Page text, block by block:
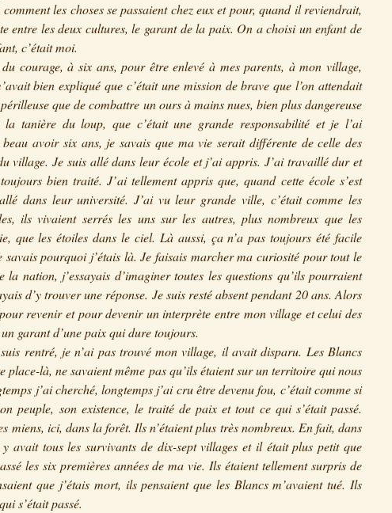
les choses se passaient chez eux et pour, quand il reviendrait,
entre les deux cultures, le garant de la paix. On a choisi un enfant de
c’était moi.
courage, à six ans, pour être enlevé à mes parents, à mon village,
bien expliqué que c’était une mission de brave que l’on attendait
que de combattre un ours à mains nues, bien plus dangereuse
la tanière du loup, que c’était une grande responsabilité et je l’ai
beau avoir six ans, je savais que ma vie serait différente de celle des
village. Je suis allé dans leur école et j’ai appris. J’ai travaillé dur et
bien traité. J’ai tellement appris que, quand cette école s’est
dans leur université. J’ai vu leur grande ville, c’était comme les
ils vivaient serrés les uns sur les autres, plus nombreux que les
que les étoiles dans le ciel. Là aussi, ça n’a pas toujours été facile
pourquoi j’étais là. Je faisais marcher ma curiosité pour tout le
la nation, j’essayais d’imaginer toutes les questions qu’ils pourraient
d’y trouver une réponse. Je suis resté absent pendant 20 ans. Alors
pour revenir et pour devenir un interprète entre mon village et celui des
garant d’une paix qui dure toujours.
rentré, je n’ai pas trouvé mon village, il avait disparu. Les Blancs
place-là, ne savaient même pas qu’ils étaient sur un territoire qui nous
j’ai cherché, longtemps j’ai cru être devenu fou, c’était comme si
peuple, son existence, le traité de paix et tout ce qui s’était passé.
miens, ici, dans la forêt. Ils n’étaient plus très nombreux. En fait, dans
avait tous les survivants de dix-sept villages et il était plus petit que
les six premières années de ma vie. Ils étaient tellement surpris de
que j’étais mort, ils pensaient que les Blancs m’avaient tué. Ils
s’était passé.